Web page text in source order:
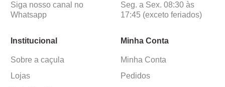
Siga nosso canal no
Whatsapp
Seg. a Sex. 08:30 às
17:45 (exceto feriados)
Institucional
Sobre a caçula
Lojas
Minha Conta
Minha Conta
Pedidos